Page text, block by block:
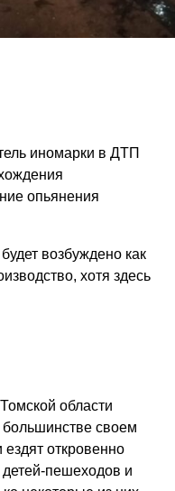
иномарки в ДТП
опьянения
возбуждено как
хотя здесь
области
большинстве своем
откровенно
пешеходов и